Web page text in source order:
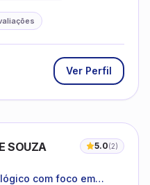
Ver Perfil
SOUZA 5.0(2)
com foco em